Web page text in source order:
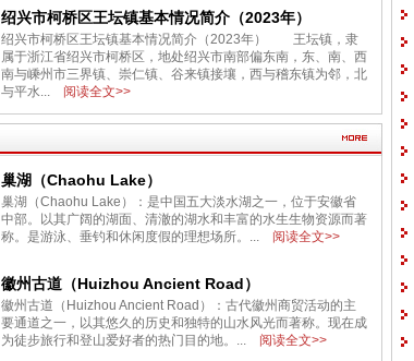
绍兴市柯桥区王坛镇基本情况简介（2023年）
绍兴市柯桥区王坛镇基本情况简介（2023年） 王坛镇，隶
属于浙江省绍兴市柯桥区，地处绍兴市南部偏东南，东、南、西
南与嵊州市三界镇、崇仁镇、谷来镇接壤，西与稽东镇为邻，北
与平水...
阅读全文>>
巢湖（Chaohu Lake）
巢湖（Chaohu Lake）：是中国五大淡水湖之一，位于安徽省
中部。以其广阔的湖面、清澈的湖水和丰富的水生生物资源而著
称。是游泳、垂钓和休闲度假的理想场所。...
阅读全文>>
徽州古道（Huizhou Ancient Road）
徽州古道（Huizhou Ancient Road）：古代徽州商贸活动的主
要通道之一，以其悠久的历史和独特的山水风光而著称。现在成
为徒步旅行和登山爱好者的热门目的地。...
阅读全文>>